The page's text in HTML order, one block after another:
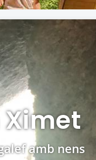
Ximet
amb nens